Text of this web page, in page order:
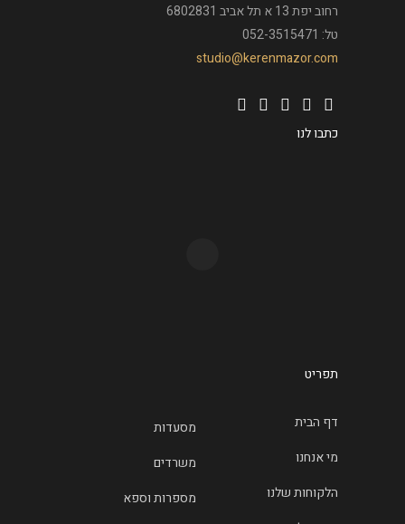
רחוב יפת 13 א תל אביב 6802831
טל: 052-3515471
studio@kerenmazor.com
כתבו לנו
תפריט
דף הבית
מי אנחנו
הלקוחות שלנו
מסעדות
משרדים
מספרות וספא